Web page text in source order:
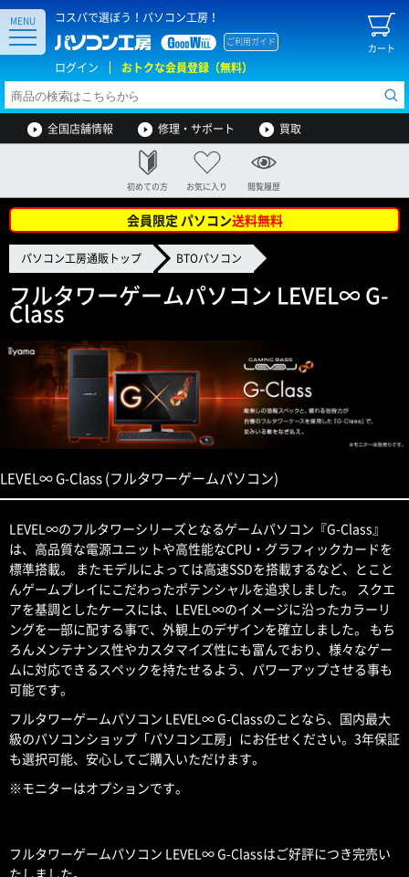
コスパで選ぼう！パソコン工房！
カート
ご利用ガイド
ログイン おトクな会員登録（無料）
MENU
全国店舗情報 修理・サポート 買取
初めての方 お気に入り 閲覧履歴
会員限定 パソコン送料無料
パソコン工房通販トップ BTOパソコン
フルタワーゲームパソコン LEVEL∞ G-
Class
LEVEL∞ G-Class (フルタワーゲームパソコン)
LEVEL∞のフルタワーシリーズとなるゲームパソコン『G-Class』
は、高品質な電源ユニットや高性能なCPU・グラフィックカードを
標準搭載。 またモデルによっては高速SSDを搭載するなど、とこと
んゲームプレイにこだわったポテンシャルを追求しました。 スクエ
アを基調としたケースには、LEVEL∞のイメージに沿ったカラーリ
ングを一部に配する事で、外観上のデザインを確立しました。 もち
ろんメンテナンス性やカスタマイズ性にも富んでおり、様々なゲー
ムに対応できるスペックを持たせるよう、パワーアップさせる事も
可能です。
フルタワーゲームパソコン LEVEL∞ G-Classのことなら、国内最大
級のパソコンショップ「パソコン工房」にお任せください。3年保証
も選択可能、安心してご購入いただけます。
※モニターはオプションです。
フルタワーゲームパソコン LEVEL∞ G-Classはご好評につき完売い